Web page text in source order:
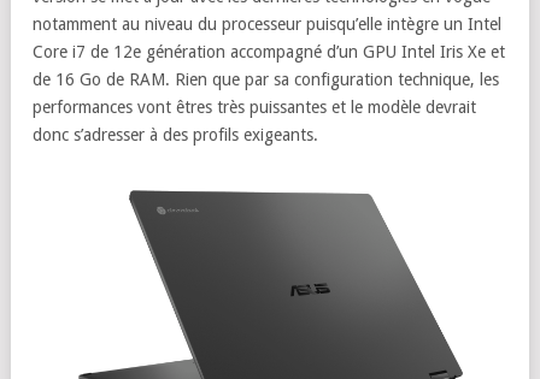
notamment au niveau du processeur puisqu’elle intègre un Intel
Core i7 de 12e génération accompagné d’un GPU Intel Iris Xe et
de 16 Go de RAM. Rien que par sa configuration technique, les
performances vont êtres très puissantes et le modèle devrait
donc s’adresser à des profils exigeants.